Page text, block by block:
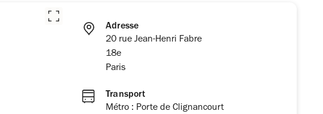
Adresse
20 rue Jean-Henri Fabre
18e
Paris
Transport
Métro : Porte de Clignancourt